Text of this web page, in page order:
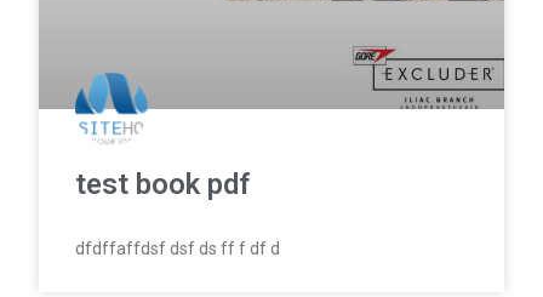
test book pdf
dfdffaffdsf dsf ds ff f df d